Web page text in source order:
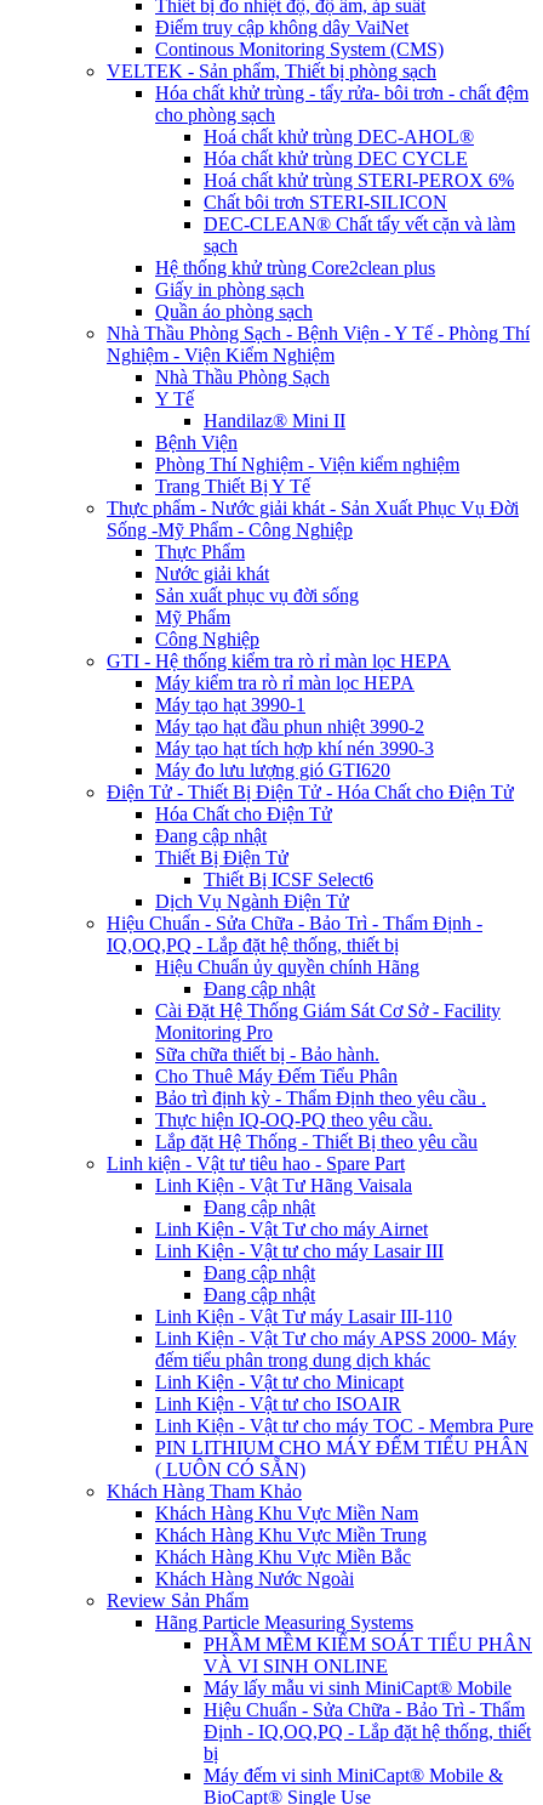
Thiết bị đo nhiệt độ, độ ẩm, áp suất
Điểm truy cập không dây VaiNet
Continous Monitoring System (CMS)
VELTEK - Sản phẩm, Thiết bị phòng sạch
Hóa chất khử trùng - tẩy rửa- bôi trơn - chất đệm
cho phòng sạch
Hoá chất khử trùng DEC-AHOL®
Hóa chất khử trùng DEC CYCLE
Hoá chất khử trùng STERI-PEROX 6%
Chất bôi trơn STERI-SILICON
DEC-CLEAN® Chất tẩy vết cặn và làm
sạch
Hệ thống khử trùng Core2clean plus
Giấy in phòng sạch
Quần áo phòng sạch
Nhà Thầu Phòng Sạch - Bệnh Viện - Y Tế - Phòng Thí
Nghiệm - Viện Kiểm Nghiệm
Nhà Thầu Phòng Sạch
Y Tế
Handilaz® Mini II
Bệnh Viện
Phòng Thí Nghiệm - Viện kiểm nghiệm
Trang Thiết Bị Y Tế
Thực phẩm - Nước giải khát - Sản Xuất Phục Vụ Đời
Sống -Mỹ Phẩm - Công Nghiệp
Thực Phẩm
Nước giải khát
Sản xuất phục vụ đời sống
Mỹ Phẩm
Công Nghiệp
GTI - Hệ thống kiểm tra rò rỉ màn lọc HEPA
Máy kiểm tra rò rỉ màn lọc HEPA
Máy tạo hạt 3990-1
Máy tạo hạt đầu phun nhiệt 3990-2
Máy tạo hạt tích hợp khí nén 3990-3
Máy đo lưu lượng gió GTI620
Điện Tử - Thiết Bị Điện Tử - Hóa Chất cho Điện Tử
Hóa Chất cho Điện Tử
Đang cập nhật
Thiết Bị Điện Tử
Thiết Bị ICSF Select6
Dịch Vụ Ngành Điện Tử
Hiệu Chuẩn - Sửa Chữa - Bảo Trì - Thẩm Định -
IQ,OQ,PQ - Lắp đặt hệ thống, thiết bị
Hiệu Chuẩn ủy quyền chính Hãng
Đang cập nhật
Cài Đặt Hệ Thống Giám Sát Cơ Sở - Facility
Monitoring Pro
Sữa chữa thiết bị - Bảo hành.
Cho Thuê Máy Đếm Tiểu Phân
Bảo trì định kỳ - Thẩm Định theo yêu cầu .
Thực hiện IQ-OQ-PQ theo yêu cầu.
Lắp đặt Hệ Thống - Thiết Bị theo yêu cầu
Linh kiện - Vật tư tiêu hao - Spare Part
Linh Kiện - Vật Tư Hãng Vaisala
Đang cập nhật
Linh Kiện - Vật Tư cho máy Airnet
Linh Kiện - Vật tư cho máy Lasair III
Đang cập nhật
Đang cập nhật
Linh Kiện - Vật Tư máy Lasair III-110
Linh Kiện - Vật Tư cho máy APSS 2000- Máy
đếm tiểu phân trong dung dịch khác
Linh Kiện - Vật tư cho Minicapt
Linh Kiện - Vật tư cho ISOAIR
Linh Kiện - Vật tư cho máy TOC - Membra Pure
PIN LITHIUM CHO MÁY ĐẾM TIỂU PHÂN
( LUÔN CÓ SẴN)
Khách Hàng Tham Khảo
Khách Hàng Khu Vực Miền Nam
Khách Hàng Khu Vực Miền Trung
Khách Hàng Khu Vực Miền Bắc
Khách Hàng Nước Ngoài
Review Sản Phẩm
Hãng Particle Measuring Systems
PHẦM MỀM KIỂM SOÁT TIỂU PHÂN
VÀ VI SINH ONLINE
Máy lấy mẫu vi sinh MiniCapt® Mobile
Hiệu Chuẩn - Sửa Chữa - Bảo Trì - Thẩm
Định - IQ,OQ,PQ - Lắp đặt hệ thống, thiết
bị
Máy đếm vi sinh MiniCapt® Mobile &
BioCapt® Single Use